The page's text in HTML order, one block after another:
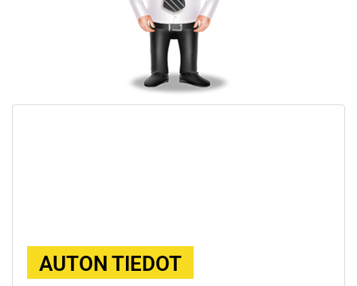
AUTON TIEDOT